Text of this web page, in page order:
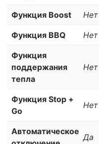
Функция Boost Нет
Функция BBQ Нет
Функция
поддержания
тепла
Нет
Функция Stop +
Go
Нет
Автоматическое
Да